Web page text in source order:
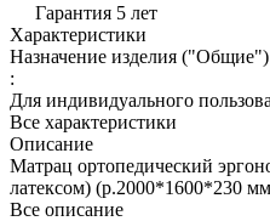
Гарантия 5 лет
Характеристики
Назначение изделия ("Общие")
:
Для индивидуального
Все характеристики
Описание
Матрац ортопедический
латексом) (р.2000*1600*230
Все описание